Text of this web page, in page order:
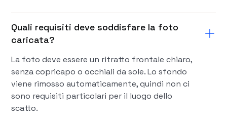
Quali requisiti deve soddisfare la foto
caricata?
La foto deve essere un ritratto frontale chiaro,
senza copricapo o occhiali da sole. Lo sfondo
viene rimosso automaticamente, quindi non ci
sono requisiti particolari per il luogo dello
scatto.